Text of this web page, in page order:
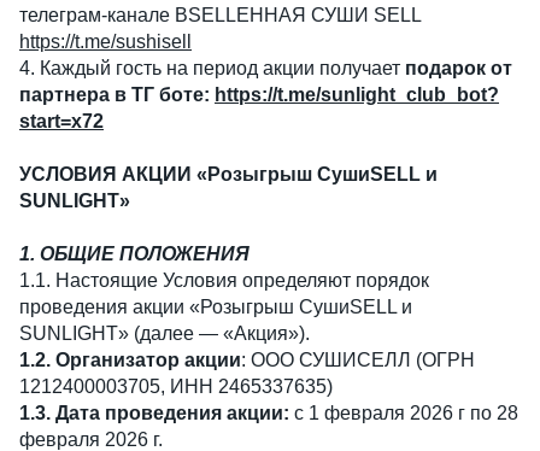
телеграм-канале ВSELLЕННАЯ СУШИ SELL
https://t.me/sushisell
4. Каждый гость на период акции получает подарок от
партнера в ТГ боте: https://t.me/sunlight_club_bot?
start=x72
УСЛОВИЯ АКЦИИ «Розыгрыш СушиSELL и
SUNLIGHT»
1. ОБЩИЕ ПОЛОЖЕНИЯ
1.1. Настоящие Условия определяют порядок
проведения акции «Розыгрыш СушиSELL и
SUNLIGHT» (далее — «Акция»).
1.2. Организатор акции: ООО СУШИСЕЛЛ (ОГРН
1212400003705, ИНН 2465337635)
1.3. Дата проведения акции: с 1 февраля 2026 г по 28
февраля 2026 г.